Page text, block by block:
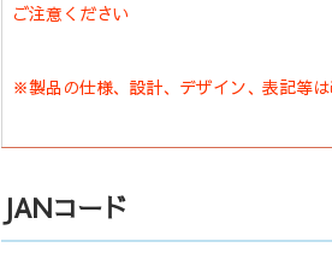
ご注意ください
※製品の仕様、設計、デザイン、表記等
JANコード